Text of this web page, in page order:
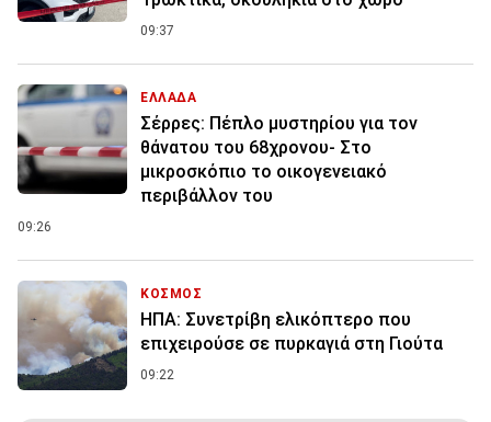
09:37
ΕΛΛΑΔΑ
Σέρρες: Πέπλο μυστηρίου για τον
θάνατου του 68χρονου- Στο
μικροσκόπιο το οικογενειακό
περιβάλλον του
09:26
ΚΟΣΜΟΣ
ΗΠΑ: Συνετρίβη ελικόπτερο που
επιχειρούσε σε πυρκαγιά στη Γιούτα
09:22